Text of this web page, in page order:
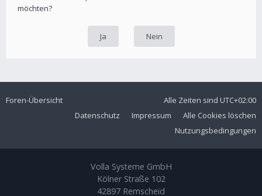
möchten?
Foren-Übersicht Alle Zeiten sind UTC+02:00
Alle Cookies löschen
Impressum
Datenschutz
Nutzungsbedingungen
Volla Systeme GmbH
Kölner Straße 102
42897 Remscheid